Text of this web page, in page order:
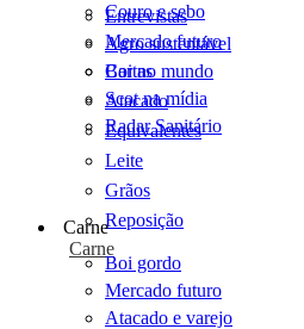
Entrevistas
Agro sustentável
Cartas
Scot na mídia
Radar Sanitário
Couro e sebo
Mercado futuro
Boi no mundo
Atacado
Equivalentes
Leite
Grãos
Reposição
Carne
Carne
Boi gordo
Mercado futuro
Atacado e varejo